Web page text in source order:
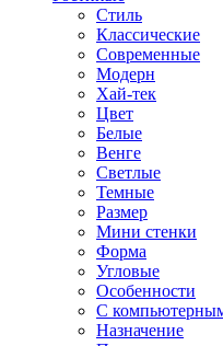
Стиль
Классические
Современные
Модерн
Хай-тек
Цвет
Белые
Венге
Светлые
Темные
Размер
Мини стенки
Форма
Угловые
Особенности
С
Назначение